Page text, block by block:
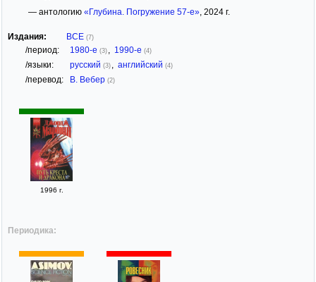
— антологию «Глубина. Погружение 57-е», 2024 г.
Издания: ВСЕ (7)
/период: 1980-е (3) 1990-е (4)
/языки: русский (3) английский (4)
/перевод: В. Вебер (2)
1996 г.
Периодика: